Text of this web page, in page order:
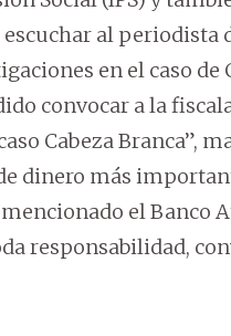
al periodista
en el caso de
convocar a la
Cabeza Branca”,
dinero más
el Banco
responsabilidad,